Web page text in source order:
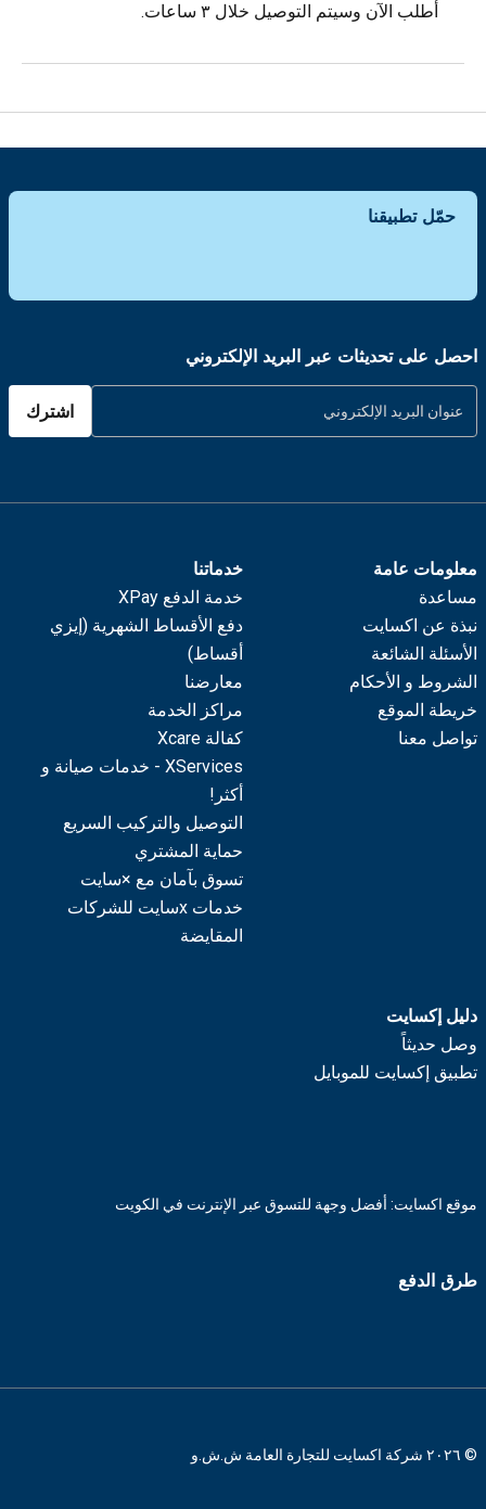
أطلب الآن وسيتم التوصيل خلال ٣ ساعات.
حمّل تطبيقنا
احصل على تحديثات عبر البريد الإلكتروني
اشترك
معلومات عامة
مساعدة
نبذة عن اكسايت
الأسئلة الشائعة
الشروط و الأحكام
خريطة الموقع
تواصل معنا
خدماتنا
خدمة الدفع XPay
دفع الأقساط الشهرية (إيزي
أقساط)
معارضنا
مراكز الخدمة
كفالة Xcare
XServices - خدمات صيانة و
أكثر!
التوصيل والتركيب السريع
حماية المشتري
تسوق بآمان مع ×سايت
خدمات xسايت للشركات
المقايضة
دليل إكسايت
وصل حديثاً
تطبيق إكسايت للموبايل
موقع اكسايت: أفضل وجهة للتسوق عبر الإنترنت في الكويت
طرق الدفع
© ٢٠٢٦ شركة اكسايت للتجارة العامة ش.ش.و